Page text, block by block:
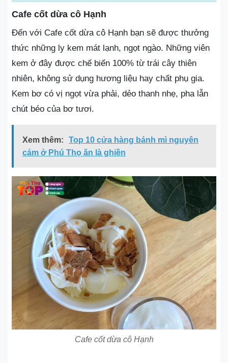
Cafe cốt dừa cô Hạnh
Đến với Cafe cốt dừa cô Hạnh bạn sẽ được thưởng
thức những ly kem mát lạnh, ngọt ngào. Những viên
kem ở đây được chế biến 100% từ trái cây thiên
nhiên, không sử dụng hương liệu hay chất phụ gia.
Kem bơ có vị ngọt vừa phải, dẻo thanh nhẹ, pha lẫn
chút béo của bơ tươi.
Xem thêm:
Top 10 cửa hàng bánh mì nguyên
cám ở Phú Thọ ăn là ghiền
Cafe cốt dừa cô Hạnh